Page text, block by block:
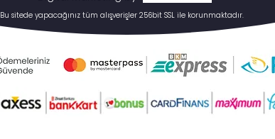
Bu sitede yapacağınız tüm alışverişler 256bit SSL ile korunmaktadır.